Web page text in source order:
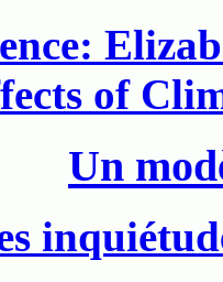
of
Un